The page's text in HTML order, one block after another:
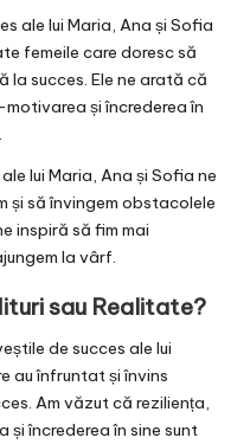
ale lui Maria, Ana și Sofia
femeile care doresc să
succes. Ele ne arată că
și încrederea în
lui Maria, Ana și Sofia ne
și să învingem obstacolele
inspiră să fim mai
la vârf.
sau Realitate?
de succes ale lui
au înfruntat și învins
Am văzut că reziliența,
încrederea în sine sunt